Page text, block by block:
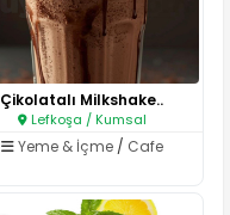
Çikolatalı Milkshake..
Lefkoşa / Kumsal
Yeme & İçme/ Cafe